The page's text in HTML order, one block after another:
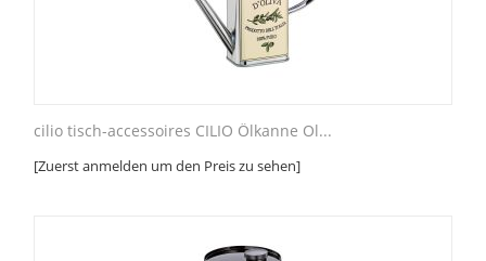
cilio tisch-accessoires CILIO Ölkanne Ol...
[Zuerst anmelden um den Preis zu sehen]